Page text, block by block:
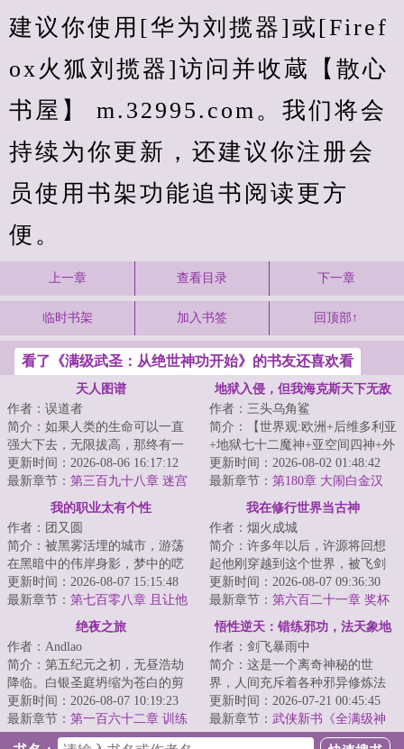
建议你使用[华为刘揽器]或[Firef
ox火狐刘揽器]访问并收蔵【散心
书屋】 m.32995.com。我们将会
持续为你更新，还建议你注册会
员使用书架功能追书阅读更方
便。
上一章 查看目录 下一章
临时书架 加入书签 回顶部↑
看了《满级武圣：从绝世神功开始》的书友还喜欢看
天人图谱
作者：误道者
简介：如果人类的生命可以一直
强大下去，无限拔高，那终有一
日能与天相接！...
更新时间：2026-08-06 16:17:12
最新章节： 第三百九十八章 迷宫
地狱入侵，但我海克斯天下无敌
作者：三头乌角鲨
简介：【世界观:欧洲+后维多利亚
+地狱七十二魔神+亚空间四神+外
星虫族（缝合粪坑世界）】【金
手指：歌利...
更新时间：2026-08-02 01:48:42
最新章节： 第180章 大闹白金汉
我的职业太有个性
作者：团又圆
简介：被黑雾活埋的城市，游荡
在黑暗中的伟岸身影，梦中的呓
语，如山岳的金属残骸，这是一
个疯狂的世界，...
更新时间：2026-08-07 15:15:48
最新章节： 第七百零八章 且让他
登门掂量掂量
我在修行世界当古神
作者：烟火成城
简介：许多年以后，许源将回想
起他刚穿越到这个世界，被飞剑
钉在大桥上的那个晚上。那时的
他以为这是个修...
更新时间：2026-08-07 09:36:30
最新章节： 第六百二十一章 奖杯
绝夜之旅
作者：Andlao
简介：第五纪元之初，无昼浩劫
降临。白银圣庭坍缩为苍白的剪
影，时光将帝国碾作尘埃，起源
之海仍在咆哮，...
更新时间：2026-08-07 10:19:23
最新章节： 第一百六十二章 训练
悟性逆天：错练邪功，法天象地
作者：剑飞暴雨中
简介：这是一个离奇神秘的世
界，人间充斥着各种邪异修炼法
门，人一旦修炼，轻者容貌性情
变化，入魔发癫，...
更新时间：2026-07-21 00:45:45
最新章节： 武侠新书《全满级神
功，全江湖只有我能练成》